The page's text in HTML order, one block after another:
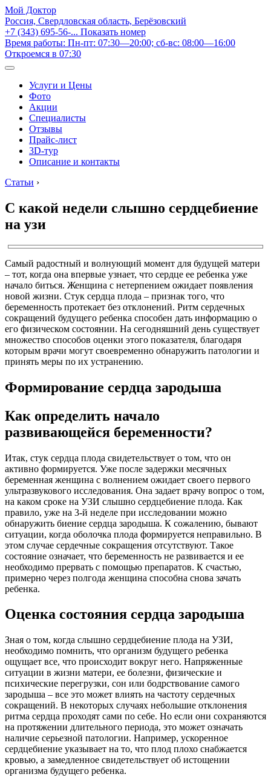
Мой Доктор
Россия, Свердловская область, Берёзовский
+7 (343) 695-56-... Показать номер
Время работы: Пн-пт: 07:30—20:00; сб-вс: 08:00—16:00
Откроемся в 07:30
Услуги и Цены
Фото
Акции
Специалисты
Отзывы
Прайс-лист
3D-тур
Описание и контакты
Статьи ›
С какой недели слышно сердцебиение
на узи
Самый радостный и волнующий момент для будущей матери
– тот, когда она впервые узнает, что сердце ее ребенка уже
начало биться. Женщина с нетерпением ожидает появления
новой жизни. Стук сердца плода – признак того, что
беременность протекает без отклонений. Ритм сердечных
сокращений будущего ребенка способен дать информацию о
его физическом состоянии. На сегодняшний день существует
множество способов оценки этого показателя, благодаря
которым врачи могут своевременно обнаружить патологии и
принять меры по их устранению.
Формирование сердца зародыша
Как определить начало
развивающейся беременности?
Итак, стук сердца плода свидетельствует о том, что он
активно формируется. Уже после задержки месячных
беременная женщина с волнением ожидает своего первого
ультразвукового исследования. Она задает врачу вопрос о том,
на каком сроке на УЗИ слышно сердцебиение плода. Как
правило, уже на 3-й неделе при исследовании можно
обнаружить биение сердца зародыша. К сожалению, бывают
ситуации, когда оболочка плода формируется неправильно. В
этом случае сердечные сокращения отсутствуют. Такое
состояние означает, что беременность не развивается и ее
необходимо прервать с помощью препаратов. К счастью,
примерно через полгода женщина способна снова зачать
ребенка.
Оценка состояния сердца зародыша
Зная о том, когда слышно сердцебиение плода на УЗИ,
необходимо помнить, что организм будущего ребенка
ощущает все, что происходит вокруг него. Напряженные
ситуации в жизни матери, ее болезни, физические и
психические перегрузки, сон или бодрствование самого
зародыша – все это может влиять на частоту сердечных
сокращений. В некоторых случаях небольшие отклонения
ритма сердца проходят сами по себе. Но если они сохраняются
на протяжении длительного периода, это может означать
наличие серьезной патологии. Например, ускоренное
сердцебиение указывает на то, что плод плохо снабжается
кровью, а замедленное свидетельствует об истощении
организма будущего ребенка.